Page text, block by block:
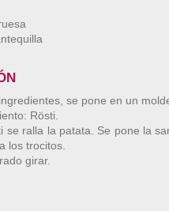
se pone en un
Rösti.
se ralla la patata. Se pone la
los trocitos.
girar.